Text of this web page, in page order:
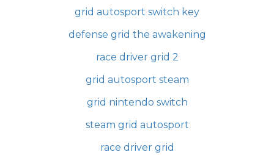
grid autosport switch key
defense grid the awakening
race driver grid 2
grid autosport steam
grid nintendo switch
steam grid autosport
race driver grid